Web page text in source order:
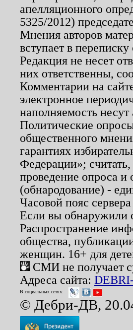
апелляционного
5325/2012)
Мнения авторов
вступает в переписку
Редакция не несет
них ответственны,
Комментарии на
электронное
наполняемость несут
Политические
общественного
гарантиях
Федерации»;
проведение опроса
(обнародование) -
Часовой пояс
Если вы обнаружили
Распространение
общества,
женщин. 16+ для
СМИ не получает
Адреса сайта:
В социальных сетях:
© Дебри-ДВ,